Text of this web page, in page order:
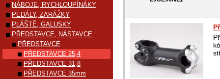
NÁBOJE, RYCHLOUPÍNÁKY
PEDÁLY, ZARÁŽKY
PLÁŠTĚ, GALUSKY
PŘEDSTAVCE, NÁSTAVCE
PŘEDSTAVCE
PŘEDSTAVCE 25,4
PŘEDSTAVCE 31,8
PŘEDSTAVCE 35mm